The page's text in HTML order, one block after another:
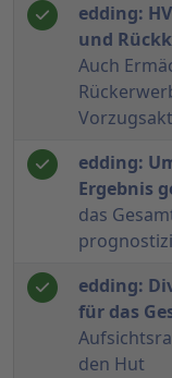
edding:
und
Auch
edding:
Ergebnis
das
edding:
für das
den Hut